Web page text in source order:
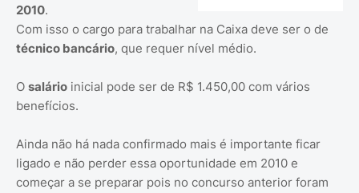
2010.
Com isso o cargo para trabalhar na Caixa deve ser o de
técnico bancário, que requer nível médio.
O salário inicial pode ser de R$ 1.450,00 com vários
benefícios.
Ainda não há nada confirmado mais é importante ficar
ligado e não perder essa oportunidade em 2010 e
começar a se preparar pois no concurso anterior foram